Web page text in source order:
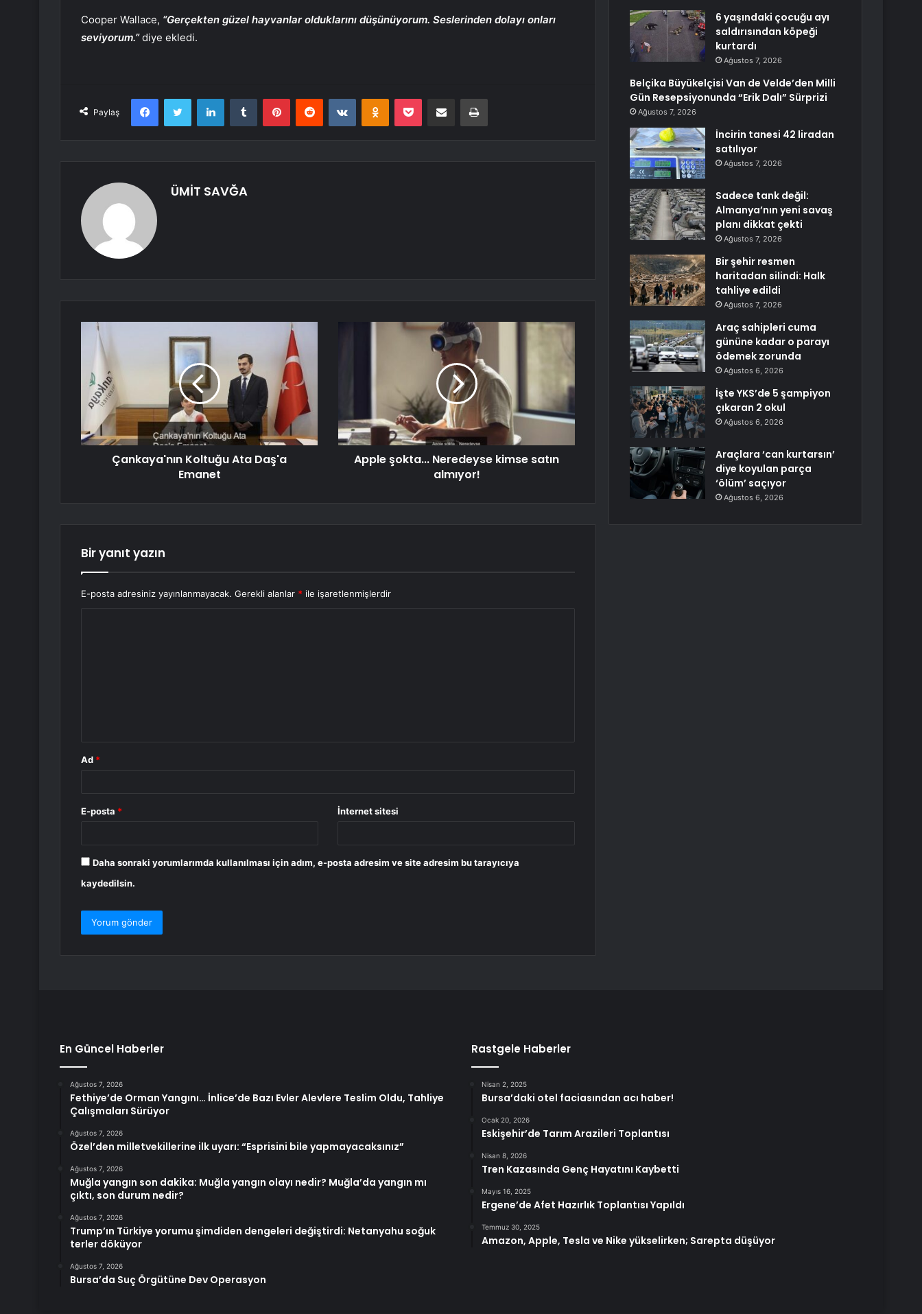
Cooper Wallace, “Gerçekten güzel hayvanlar olduklarını düşünüyorum. Seslerinden dolayı onları
seviyorum.”diye ekledi.
Paylaş
FacebookTwitter LinkedInTumblr PinterestReddit VKontakteOdnoklassniki
Pocket E-Posta ile paylaş Yazdır
ÜMİT SAVĞA
Çankaya'nın Koltuğu Ata Daş'a
Emanet
Apple şokta... Neredeyse kimse satın
almıyor!
Bir yanıt yazın
E-posta adresiniz yayınlanmayacak. Gerekli alanlar * ile işaretlenmişlerdir
Ad *
E-posta * İnternet sitesi
Daha sonraki yorumlarımda kullanılması için adım, e-posta adresim ve site adresim bu tarayıcıya
kaydedilsin.
6 yaşındaki çocuğu ayı
saldırısından köpeği
kurtardı
Ağustos 7, 2026
Belçika Büyükelçisi Van de Velde’den Milli
Gün Resepsiyonunda “Erik Dalı” Sürprizi
Ağustos 7, 2026
İncirin tanesi 42 liradan
satılıyor
Ağustos 7, 2026
Sadece tank değil:
Almanya’nın yeni savaş
planı dikkat çekti
Ağustos 7, 2026
Bir şehir resmen
haritadan silindi: Halk
tahliye edildi
Ağustos 7, 2026
Araç sahipleri cuma
gününe kadar o parayı
ödemek zorunda
Ağustos 6, 2026
İşte YKS’de 5 şampiyon
çıkaran 2 okul
Ağustos 6, 2026
Araçlara ‘can kurtarsın’
diye koyulan parça
‘ölüm’ saçıyor
Ağustos 6, 2026
En Güncel Haberler
Ağustos 7, 2026
Fethiye’de Orman Yangını… İnlice’de Bazı Evler Alevlere Teslim Oldu, Tahliye
Çalışmaları Sürüyor
Ağustos 7, 2026
Özel’den milletvekillerine ilk uyarı: “Esprisini bile yapmayacaksınız”
Ağustos 7, 2026
Muğla yangın son dakika: Muğla yangın olayı nedir? Muğla’da yangın mı
çıktı, son durum nedir?
Ağustos 7, 2026
Trump’ın Türkiye yorumu şimdiden dengeleri değiştirdi: Netanyahu soğuk
terler döküyor
Ağustos 7, 2026
Bursa’da Suç Örgütüne Dev Operasyon
Rastgele Haberler
Nisan 2, 2025
Bursa’daki otel faciasından acı haber!
Ocak 20, 2026
Eskişehir’de Tarım Arazileri Toplantısı
Nisan 8, 2026
Tren Kazasında Genç Hayatını Kaybetti
Mayıs 16, 2025
Ergene’de Afet Hazırlık Toplantısı Yapıldı
Temmuz 30, 2025
Amazon, Apple, Tesla ve Nike yükselirken; Sarepta düşüyor